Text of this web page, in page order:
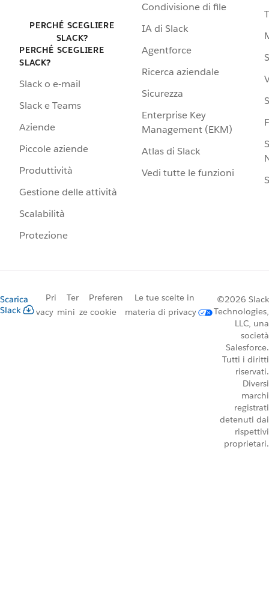
PERCHÉ SCEGLIERE
SLACK?
PERCHÉ SCEGLIERE
SLACK?
Slack o e-mail
Slack e Teams
Aziende
Piccole aziende
Produttività
Gestione delle attività
Scalabilità
Protezione
Condivisione di file
IA di Slack
Agentforce
Ricerca aziendale
Sicurezza
Enterprise Key
Management (EKM)
Atlas di Slack
Vedi tutte le funzioni
Scarica
Slack
Pri
vacy
Ter
mini
Preferen
ze cookie
Le tue scelte in
materia di privacy
©2026 Slack
Technologies,
LLC, una
società
Salesforce.
Tutti i diritti
riservati.
Diversi
marchi
registrati
detenuti dai
rispettivi
proprietari.